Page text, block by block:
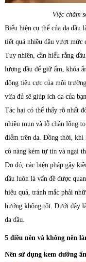
Việc chăm
Biểu hiện cụ thể của da dầu
tiết quá nhiều dầu vượt mức
Tuy nhiên, cần hiểu rằng
lượng dầu để giữ ẩm, khóa
động tiêu cực của môi
vừa đủ sẽ giúp ích da của
Tác hại có thể thấy rõ nhất
nhiều mụn và lỗ chân lông
điểm trên da. Đồng thời, khi
cô nàng kém tự tin và ngại
Do đó, các biện pháp gây
dầu luôn là vấn đề được
hiệu quả, tránh mắc phải
hưởng không tốt. Dưới đây
da dầu.
5 điều nên và không nên
Nên sử dụng kem dưỡng